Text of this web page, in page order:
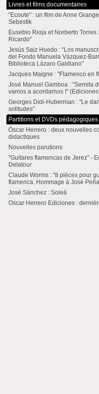
Livres et films documentaires
"Ecoute" : un film de Anne
Sebestik
Eusebio Rioja et Norberto Torres
Ricardo"
Jesús Saiz Huedo : "Los
del Fondo Manuela Vázquez-
Biblioteca Lázaro Galdiano"
Jacques Maigne : "Flamenco en
José Manuel Gamboa : "Sernita
vamos a acordarnos !"
Georges Didi-Huberman : "Le
solitudes"
Partitions et DVDs pédagogiques
Óscar Herrero : deux nouvelles
didactiques
Nouvelles parutions
"Guitares flamencas de Jerez" -
Delatour
Claude Worms : "8 pièces pour
flamenca. Hommage à José
José Sánchez : Soleá
Oscar Herrero Ediciones :